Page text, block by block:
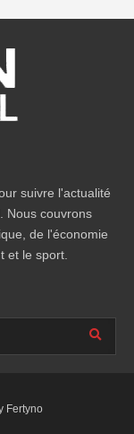
suivre l'actualité
Nous couvrons
de l'économie
et le sport.
Fertyno